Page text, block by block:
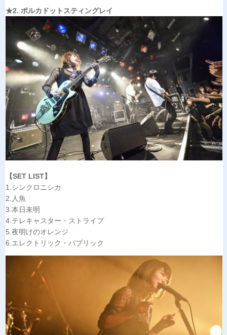
★2. ポルカドットスティングレイ
【SET LIST】
1.シンクロニシカ
2.人魚
3.本日未明
4.テレキャスター・ストライプ
5.夜明けのオレンジ
6.エレクトリック・パブリック